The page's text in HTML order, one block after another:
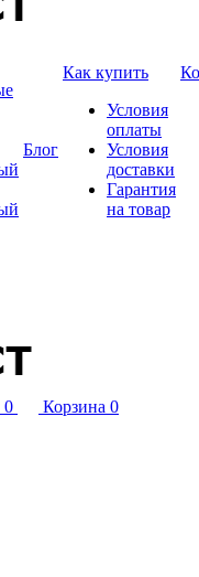
Блог
Как купить
Условия
оплаты
Условия
доставки
Гарантия
на товар
0 Корзина 0